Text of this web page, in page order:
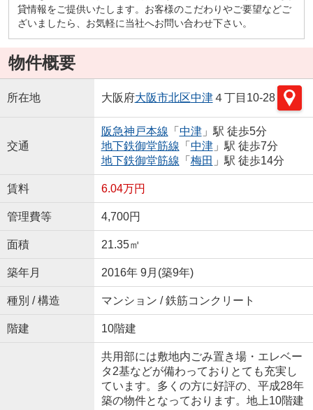
貸情報をご提供いたします。お客様のこだわりやご要望などご
ざいましたら、お気軽に当社へお問い合わせ下さい。
物件概要
所在地 大阪府大阪市北区中津４丁目10-28
交通
阪急神戸本線 「 中津」駅 徒歩5分
地下鉄御堂筋線 「 中津」駅 徒歩7分
地下鉄御堂筋線 「 梅田 」駅 徒歩14分
賃料 6.04万円
管理費等 4,700円
面積 21.35㎡
築年月 2016年 9月(築9年)
種別 / 構造 マンション / 鉄筋コンクリート
階建 10階建
共用部には敷地内ごみ置き場・エレベー
タ2基などが備わっておりとても充実し
ています。多くの方に好評の、平成28年
築の物件となっております。地上10階建